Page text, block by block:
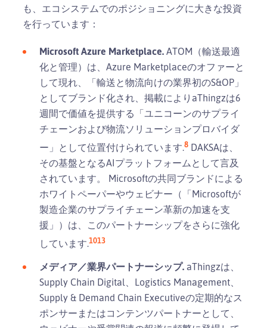
も、エコシステムでのポジショニングに大きな投資
を行っています：
Microsoft Azure Marketplace. ATOM（輸送最適
化と管理）は、Azure Marketplaceのオファーと
して現れ、「輸送と物流向けの業界初のS&OP」
としてブランド化され、掲載によりaThingzは6
週間で価値を提供する「ユニコーンのサプライ
チェーンおよび物流ソリューションプロバイダ
ー」として位置付けられています.8 DAKSAは、
その基盤となるAIプラットフォームとして言及
されています。 Microsoftの共同ブランドによる
ホワイトペーパーやウェビナー（「Microsoftが
製造企業のサプライチェーン革新の加速を支
援」）は、このパートナーシップをさらに強化
しています.1013
メディア／業界パートナーシップ. aThingzは、
Supply Chain Digital、Logistics Management、
Supply & Demand Chain Executiveの定期的なス
ポンサーまたはコンテンツパートナーとして、